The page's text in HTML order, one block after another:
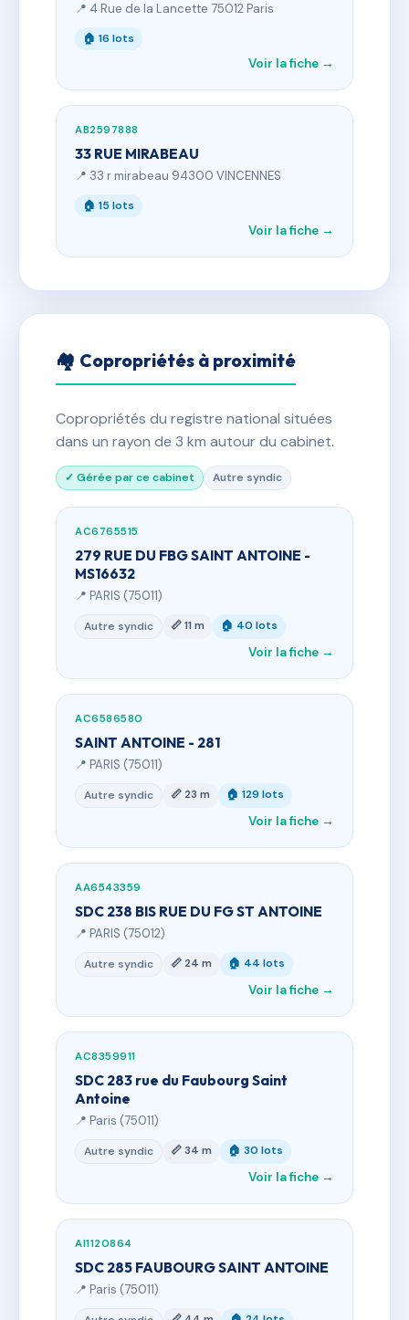
📍 4 Rue de la Lancette 75012 Paris
🏠 16 lots
Voir la fiche →
AB2597888
33 RUE MIRABEAU
📍 33 r mirabeau 94300 VINCENNES
🏠 15 lots
Voir la fiche →
🏘 Copropriétés à proximité
Copropriétés du registre national situées
dans un rayon de 3 km autour du cabinet.
✓ Gérée par ce cabinet Autre syndic
AC6765515
279 RUE DU FBG SAINT ANTOINE -
MS16632
📍 PARIS (75011)
Autre syndic 📏 11 m 🏠 40 lots
Voir la fiche →
AC6586580
SAINT ANTOINE - 281
📍 PARIS (75011)
Autre syndic 📏 23 m 🏠 129 lots
Voir la fiche →
AA6543359
SDC 238 BIS RUE DU FG ST ANTOINE
📍 PARIS (75012)
Autre syndic 📏 24 m 🏠 44 lots
Voir la fiche →
AC8359911
SDC 283 rue du Faubourg Saint
Antoine
📍 Paris (75011)
Autre syndic 📏 34 m 🏠 30 lots
Voir la fiche →
AI1120864
SDC 285 FAUBOURG SAINT ANTOINE
📍 Paris (75011)